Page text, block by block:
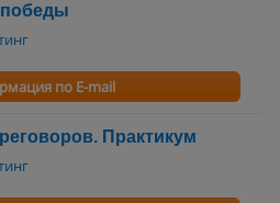
по E-mail
Практикум